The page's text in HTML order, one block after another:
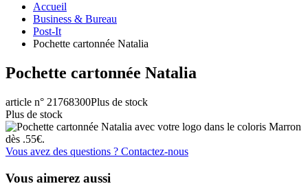
Accueil
Business & Bureau
Post-It
Pochette cartonnée Natalia
Pochette cartonnée Natalia
article n° 21768300Plus de stock
Plus de stock
Vous avez des questions ? Contactez-nous
Vous aimerez aussi